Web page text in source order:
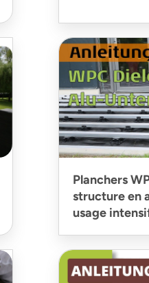
Planchers
structure en
usage